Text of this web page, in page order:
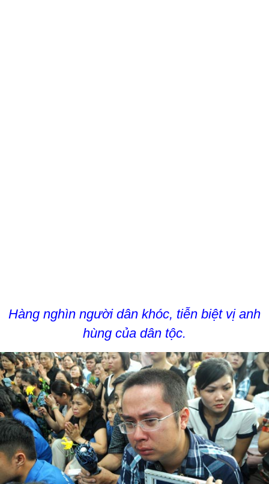
Hàng nghìn người dân khóc, tiễn biệt vị anh
hùng của dân tộc.